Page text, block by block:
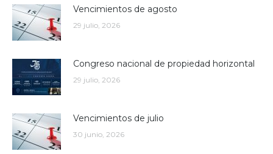
Vencimientos de agosto
29 julio, 2026
Congreso nacional de propiedad horizontal
29 julio, 2026
Vencimientos de julio
30 junio, 2026